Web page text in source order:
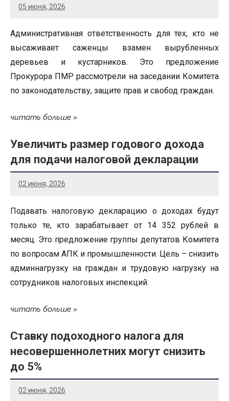
05 июня, 2026
Административная ответственность для тех, кто не
высаживает саженцы взамен вырубленных
деревьев и кустарников. Это предложение
Прокурора ПМР рассмотрели на заседании Комитета
по законодательству, защите прав и свобод граждан.
читать больше
Увеличить размер годового дохода
для подачи налоговой декларации
02 июня, 2026
Подавать налоговую декларацию о доходах будут
только те, кто зарабатывает от 14 352 рублей в
месяц. Это предложение группы депутатов Комитета
по вопросам АПК и промышленности. Цель – снизить
админнагрузку на граждан и трудовую нагрузку на
сотрудников налоговых инспекций.
читать больше
Ставку подоходного налога для
несовершеннолетних могут снизить
до 5%
02 июня, 2026